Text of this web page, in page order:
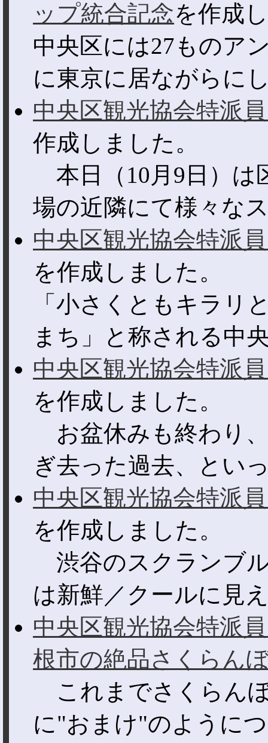
ップ統合記念を作成
中央区には27ものア
に東京に居ながらに
中央区観光協会特派
作成しました。
本日（10月9日）は
場の近隣にて様々な
中央区観光協会特派
を作成しました。
「小さくともキラリ
まち」と称される中
中央区観光協会特派
を作成しました。
お盆休みも終わり
ぎ去った過去、とい
中央区観光協会特派
を作成しました。
渋谷のスクランブ
は新鮮／クールに見
中央区観光協会特派
根市の絶品さくらん
これまでさくらん
に"おまけ"のように